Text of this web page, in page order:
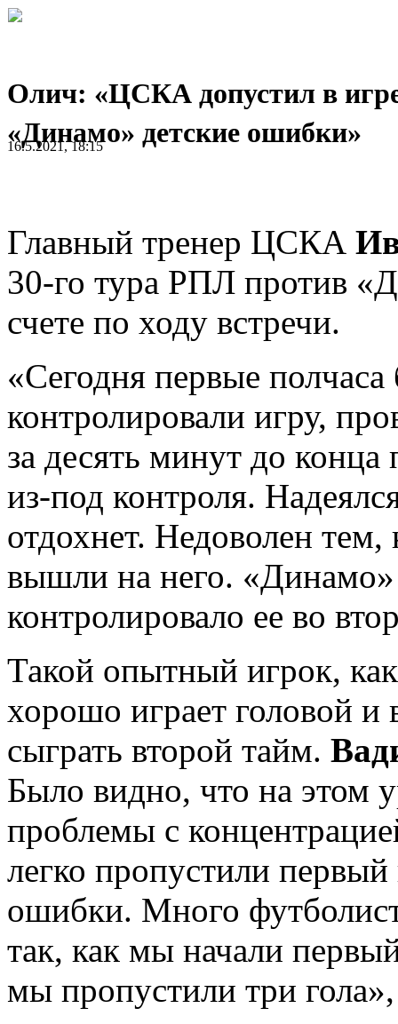
Олич: «ЦСКА допустил в
«Динамо» детские ошибки»
16.5.2021, 18:15
Главный тренер ЦСКА
30-го тура РПЛ против
счете по ходу встречи.
«Сегодня первые
контролировали игру,
за десять минут до
из-под контроля.
отдохнeт. Недоволен
вышли на него.
контролировало еe во
Такой опытный игрок, как
хорошо играет головой
сыграть второй тайм.
Было видно, что на этом
проблемы с
легко пропустили
ошибки. Много
так, как мы начали
мы пропустили три